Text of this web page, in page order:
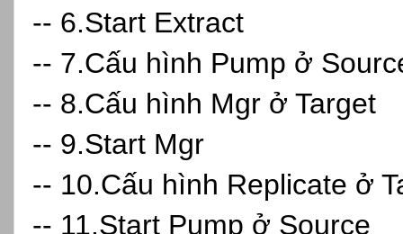
-- 6.Start Extract
-- 7.Cấu hình Pump ở
-- 8.Cấu hình Mgr ở Target
-- 9.Start Mgr
-- 10.Cấu hình Replicate ở
-- 11.Start Pump ở Source